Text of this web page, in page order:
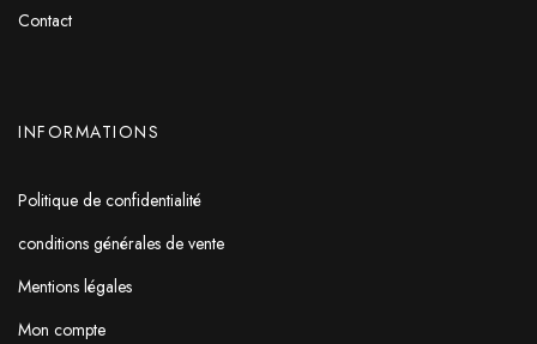
Contact
INFORMATIONS
Politique de confidentialité
conditions générales de vente
Mentions légales
Mon compte